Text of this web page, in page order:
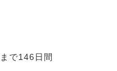
で146日間